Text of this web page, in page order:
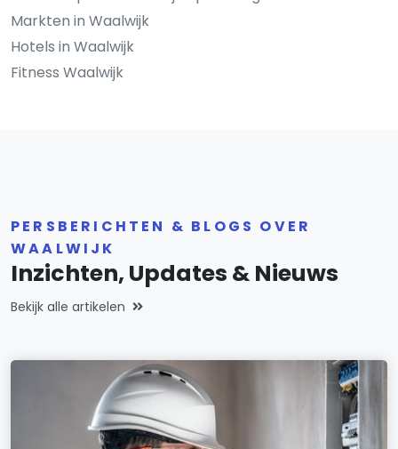
Markten in Waalwijk
Hotels in Waalwijk
Fitness Waalwijk
PERSBERICHTEN & BLOGS OVER
WAALWIJK
Inzichten, Updates & Nieuws
Bekijk alle artikelen